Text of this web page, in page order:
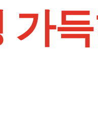
가